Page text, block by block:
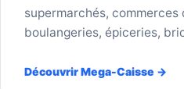
supermarchés, commerces
boulangeries, épiceries,
Découvrir Mega-Caisse →